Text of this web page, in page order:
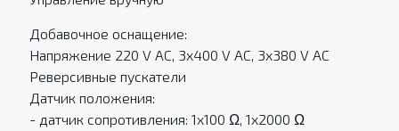
Добавочное оснащение:
Напряжение 220 V AC, 3x400 V AC, 3x380 V AC
Реверсивные пускатели
Датчик положения:
- датчик сопротивления: 1x100 Ω, 1x2000 Ω